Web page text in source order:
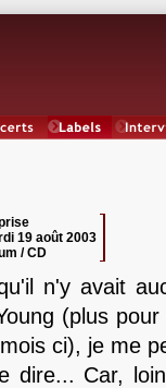
19 août 2003
/ CD
n'y avait
(plus
ci), je me
dire... Car,